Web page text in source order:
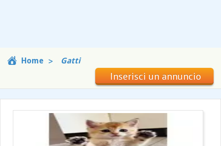
Home Gatti
Inserisci un annuncio